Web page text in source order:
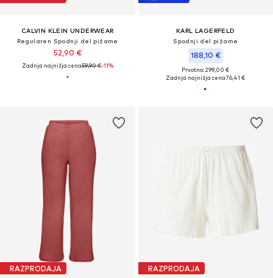
CALVIN KLEIN UNDERWEAR
Regularen Spodnji del pižame
52,90 €
Zadnja najnižja cena59,90 €-11%
KARL LAGERFELD
Spodnji del pižame
188,10 €
Prvotno: 299,00 €
Zadnja najnižja cena76,41 €
RAZPRODAJA RAZPRODAJA